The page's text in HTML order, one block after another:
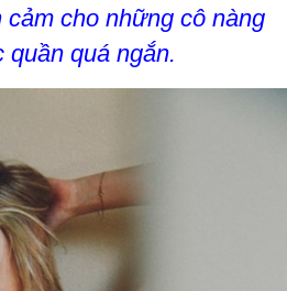
cho những cô nàng
quần quá ngắn.